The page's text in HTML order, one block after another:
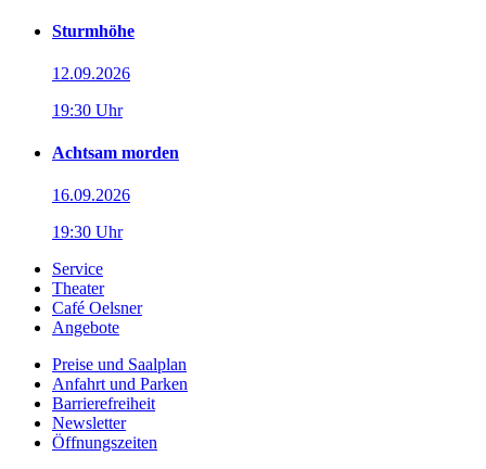
Sturmhöhe
12.09.2026
19:30 Uhr
Achtsam morden
16.09.2026
19:30 Uhr
Service
Theater
Café Oelsner
Angebote
Preise und Saalplan
Anfahrt und Parken
Barrierefreiheit
Newsletter
Öffnungszeiten